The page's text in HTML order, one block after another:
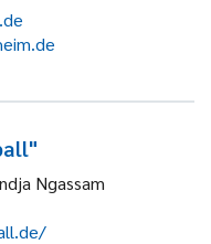
Ngassam